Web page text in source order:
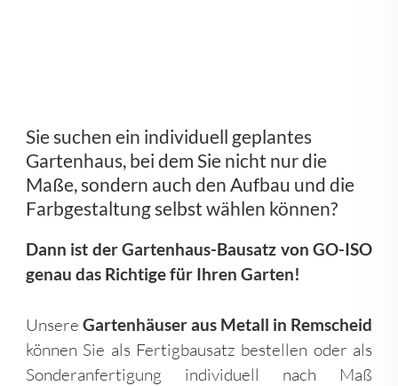
Sie suchen ein individuell geplantes
Gartenhaus, bei dem Sie nicht nur die
Maße, sondern auch den Aufbau und die
Farbgestaltung selbst wählen können?
Dann ist der Gartenhaus-Bausatz von GO-ISO
genau das Richtige für Ihren Garten!
Unsere Gartenhäuser aus Metall in Remscheid
können Sie als Fertigbausatz bestellen oder als
Sonderanfertigung individuell nach Maß